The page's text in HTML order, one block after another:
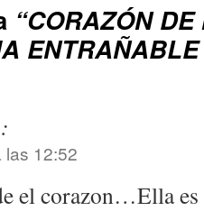
“CORAZÓN
las 12:52
el corazon…Ella